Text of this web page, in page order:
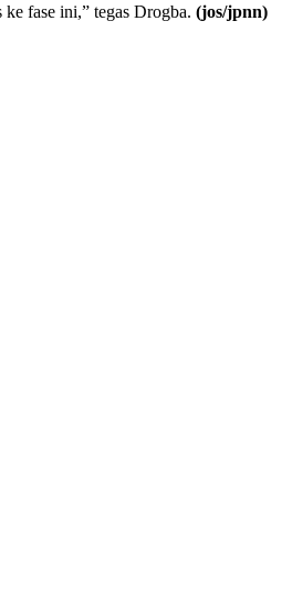
fase ini,” tegas Drogba. (jos/jpnn)